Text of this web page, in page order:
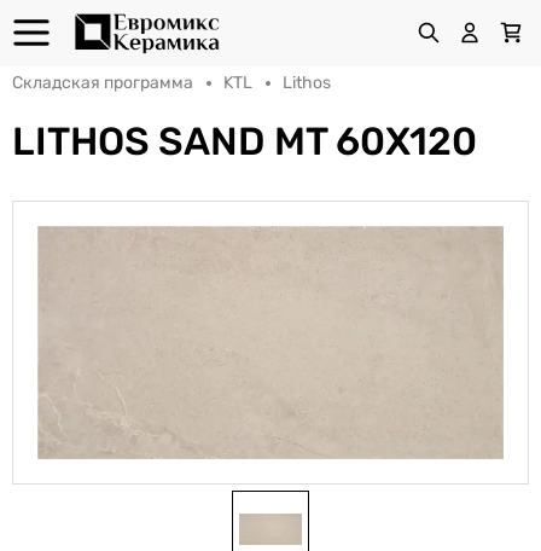
Складская программа KTL Lithos
LITHOS SAND MT 60X120